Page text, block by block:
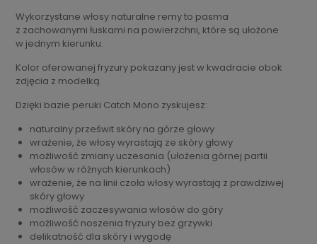
Wykorzystane włosy naturalne remy to pasma
z zachowanymi łuskami na powierzchni, które są ułożone
w jednym kierunku.
Kolor oferowanej fryzury pokazany jest w kwadracie obok
zdjęcia z modelką.
Dzięki bazie peruki Catch Mono zyskujesz:
naturalny prześwit skóry na górze głowy
wrażenie, że włosy wyrastają ze skóry głowy
możliwość zmiany uczesania (ułożenia górnej partii
włosów w różnych kierunkach)
wrażenie, że na linii czoła włosy wyrastają z prawdziwej
skóry głowy
możliwość zaczesywania włosów do góry
możliwość noszenia fryzury bez grzywki
delikatność dla skóry i wygodę